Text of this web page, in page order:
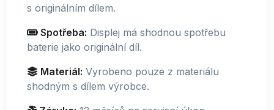
s originálním dílem.
Spotřeba: Displej má shodnou spotřebu
baterie jako originální díl.
Materiál: Vyrobeno pouze z materiálu
shodným s dílem výrobce.